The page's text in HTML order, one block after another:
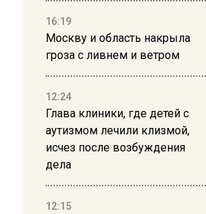
16:19
Москву и область накрыла
гроза с ливнем и ветром
12:24
Глава клиники, где детей с
аутизмом лечили клизмой,
исчез после возбуждения
дела
12:15